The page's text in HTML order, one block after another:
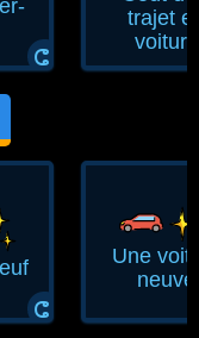
ⵛ
trajet
voiture
ⵛ
Une
neuve